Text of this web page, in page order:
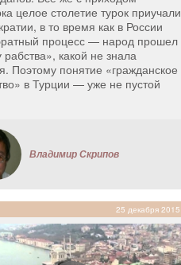
целое столетие турок приучали
в то время как в России
процесс — народ прошел
рабства», какой не знала
Поэтому понятие «гражданское
в Турции — уже не пустой
Владимир Скрипов
25 декабря 2015